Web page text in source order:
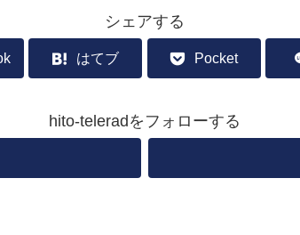
シェアする
はてブ Pocket
hito-teleradをフォローする